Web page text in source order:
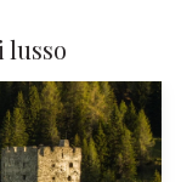
lusso